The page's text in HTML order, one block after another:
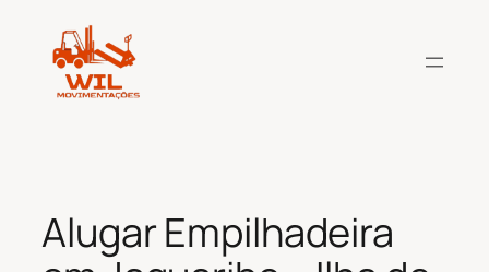
conteúdo
Alugar Empilhadeira